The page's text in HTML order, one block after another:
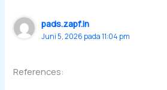
pads.zapf.in
Juni 5, 2026 pada 11:04 pm
References: